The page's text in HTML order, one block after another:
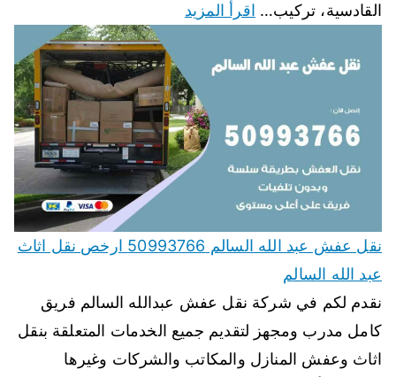
القادسية، تركيب… اقرأ المزيد
نقل عفش عبد الله السالم 50993766 ارخص نقل اثاث
عبد الله السالم
نقدم لكم في شركة نقل عفش عبدالله السالم فريق
كامل مدرب ومجهز لتقديم جميع الخدمات المتعلقة بنقل
اثاث وعفش المنازل والمكاتب والشركات وغيرها